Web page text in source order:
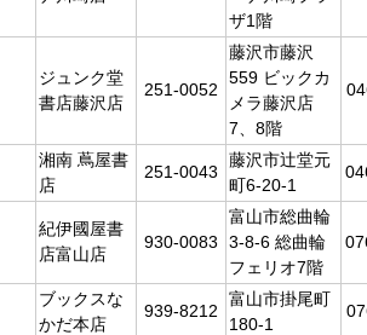
ザ1階
ジュンク堂
書店藤沢店
251-0052
藤沢市藤沢
559 ビックカ
メラ藤沢店
7、8階
湘南 蔦屋書
店
251-0043
藤沢市辻堂元
町6-20-1
紀伊國屋書
店富山店
930-0083
富山市総曲輪
3-8-6 総曲輪
フェリオ7階
ブックスな
かだ本店
939-8212
富山市掛尾町
180-1